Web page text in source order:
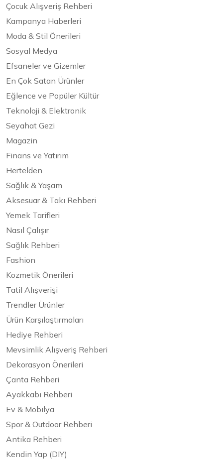
Çocuk Alışveriş Rehberi
Kampanya Haberleri
Moda & Stil Önerileri
Sosyal Medya
Efsaneler ve Gizemler
En Çok Satan Ürünler
Eğlence ve Popüler Kültür
Teknoloji & Elektronik
Seyahat Gezi
Magazin
Finans ve Yatırım
Hertelden
Sağlık & Yaşam
Aksesuar & Takı Rehberi
Yemek Tarifleri
Nasıl Çalışır
Sağlık Rehberi
Fashion
Kozmetik Önerileri
Tatil Alışverişi
Trendler Ürünler
Ürün Karşılaştırmaları
Hediye Rehberi
Mevsimlik Alışveriş Rehberi
Dekorasyon Önerileri
Çanta Rehberi
Ayakkabı Rehberi
Ev & Mobilya
Spor & Outdoor Rehberi
Antika Rehberi
Kendin Yap (DIY)